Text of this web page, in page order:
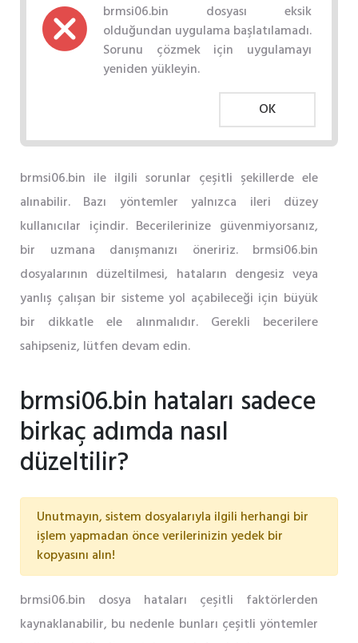
brmsi06.bin dosyası eksik
olduğundan uygulama başlatılamadı.
Sorunu çözmek için uygulamayı
yeniden yükleyin.
OK
brmsi06.bin ile ilgili sorunlar çeşitli şekillerde ele
alınabilir. Bazı yöntemler yalnızca ileri düzey
kullanıcılar içindir. Becerilerinize güvenmiyorsanız,
bir uzmana danışmanızı öneririz. brmsi06.bin
dosyalarının düzeltilmesi, hataların dengesiz veya
yanlış çalışan bir sisteme yol açabileceği için büyük
bir dikkatle ele alınmalıdır. Gerekli becerilere
sahipseniz, lütfen devam edin.
brmsi06.bin hataları sadece
birkaç adımda nasıl
düzeltilir?
Unutmayın, sistem dosyalarıyla ilgili herhangi bir
işlem yapmadan önce verilerinizin yedek bir
kopyasını alın!
brmsi06.bin dosya hataları çeşitli faktörlerden
kaynaklanabilir, bu nedenle bunları çeşitli yöntemler